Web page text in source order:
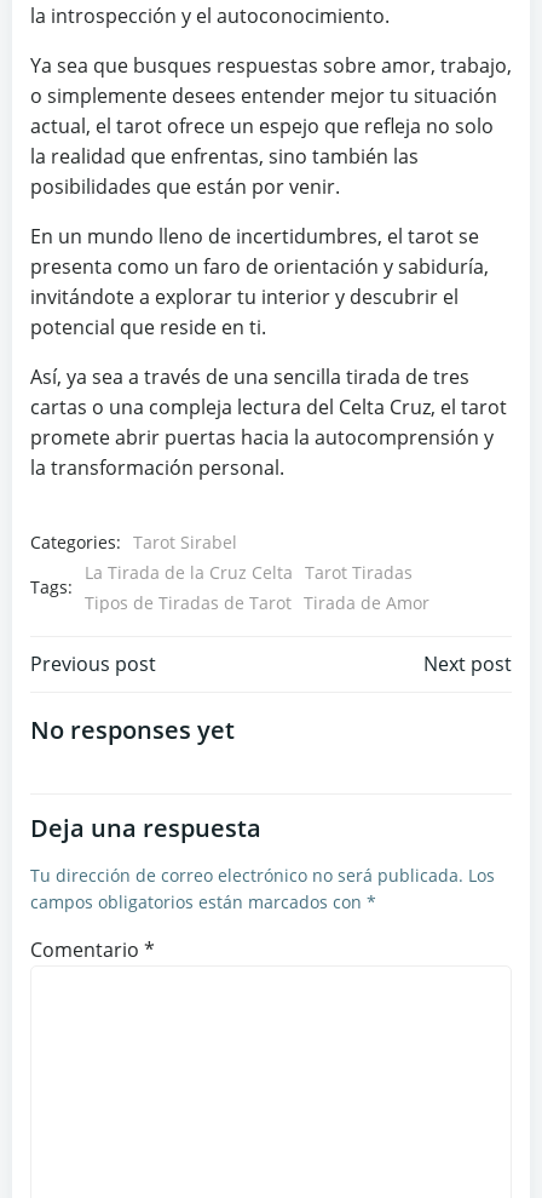
la introspección y el autoconocimiento.
Ya sea que busques respuestas sobre amor, trabajo,
o simplemente desees entender mejor tu situación
actual, el tarot ofrece un espejo que refleja no solo
la realidad que enfrentas, sino también las
posibilidades que están por venir.
En un mundo lleno de incertidumbres, el tarot se
presenta como un faro de orientación y sabiduría,
invitándote a explorar tu interior y descubrir el
potencial que reside en ti.
Así, ya sea a través de una sencilla tirada de tres
cartas o una compleja lectura del Celta Cruz, el tarot
promete abrir puertas hacia la autocomprensión y
la transformación personal.
Categories: Tarot Sirabel
Tags:
La Tirada de la Cruz Celta Tarot Tiradas
Tipos de Tiradas de Tarot Tirada de Amor
Navegación
de
Previous post
Navegación
Next post
No responses yet
Deja una respuesta
Tu dirección de correo electrónico no será publicada. Los
campos obligatorios están marcados con *
Comentario *